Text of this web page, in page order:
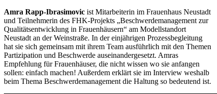
Amra Rapp-Ibrasimovic ist Mitarbeiterin im Frauenhaus Neustadt
und Teilnehmerin des FHK-Projekts „Beschwerdemanagement zur
Qualitätsentwicklung in Frauenhäusern“ am Modellstandort
Neustadt an der Weinstraße. In der einjährigen Prozessbegleitung
hat sie sich gemeinsam mit ihrem Team ausführlich mit den Themen
Partizipation und Beschwerde auseinandergesetzt. Amras
Empfehlung für Frauenhäuser, die nicht wissen wo sie anfangen
sollen: einfach machen! Außerdem erklärt sie im Interview weshalb
beim Thema Beschwerdemanagement die Haltung so bedeutend ist.